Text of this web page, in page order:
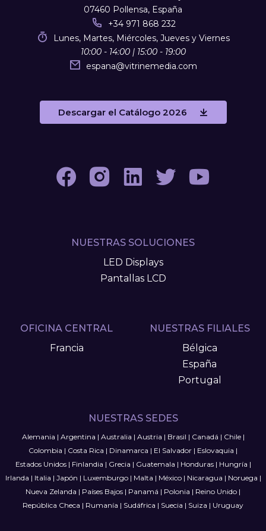
07460 Pollensa, España
+34 971 868 232
Lunes, Martes, Miércoles, Jueves y Viernes
10:00 - 14:00 | 15:00 - 19:00
espana@vitrinemedia.com
Descargar el Catálogo 2026
NUESTRAS SOLUCIONES
LED Displays
Pantallas LCD
OFICINA CENTRAL
Francia
NUESTRAS FILIALES
Bélgica
España
Portugal
NUESTRAS SEDES
Alemania | Argentina | Australia | Austria | Brasil | Canadá | Chile|
Colombia | Costa Rica | Dinamarca | El Salvador | Eslovaquia |
Estados Unidos| Finlandia | Grecia | Guatemala | Honduras| Hungría |
Irlanda | Italia | Japón | Luxemburgo| Malta | México| Nicaragua | Noruega |
Nueva Zelanda | Países Bajos | Panamá | Polonia | Reino Unido |
República Checa | Rumanía | Sudáfrica | Suecia | Suiza | Uruguay